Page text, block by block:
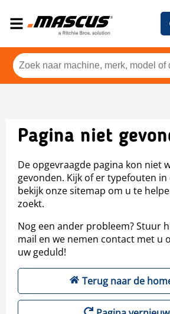
Pagina niet
De opgevraagde pagina kon niet
gevonden. Kijk of er typefouten in
bekijk onze sitemap om u te
zoekt.
Nog een ander probleem? Stuur
mail en we nemen contact met u
uw geduld!
Terug naar de